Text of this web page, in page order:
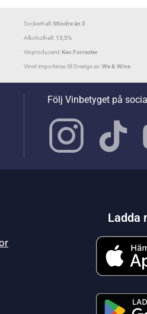
Sockerhalt:Mindre än 3
Alkoholhalt: 13,5%
Vinproducent:Ken Forrester
Vinet importeras till Sverige av:We & Wine
Följ Vinbetyget på
Ladda